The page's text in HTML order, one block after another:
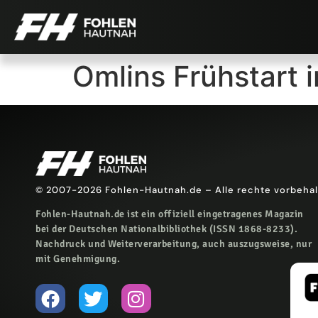
Omlins Frühstart
© 2007-2026 Fohlen-Hautnah.de – Alle rechte
Fohlen-Hautnah.de ist ein offiziell eingetragenes Magazin
bei der Deutschen Nationalbibliothek (ISSN 1868-8233).
Nachdruck und Weiterverarbeitung, auch auszugsweise, nur
mit Genehmigung.